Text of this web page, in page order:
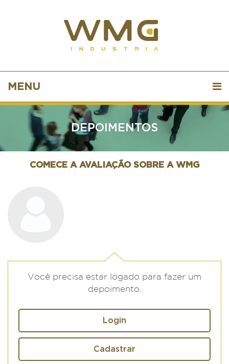
MENU
DEPOIMENTOS
COMECE A AVALIAÇÃO SOBRE A WMG
Você precisa estar logado para fazer um
depoimento.
Login
Cadastrar